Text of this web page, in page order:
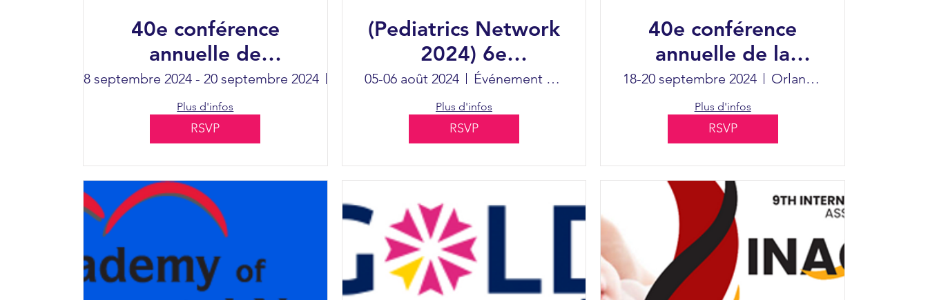
40e conférence
annuelle de
l'Association
nationale des
infirmières
18 septembre 2024 - 20 septembre 2024 Orlando
Plus d'infos
RSVP
(Pediatrics Network
2024) 6e
Conférence virtuelle
mondiale sur la
pédiatrie et la
05-06 août 2024 Événement en ligne (application Zoom)
Plus d'infos
RSVP
40e conférence
annuelle de la
NANN
18-20 septembre 2024 Orlando
Plus d'infos
RSVP